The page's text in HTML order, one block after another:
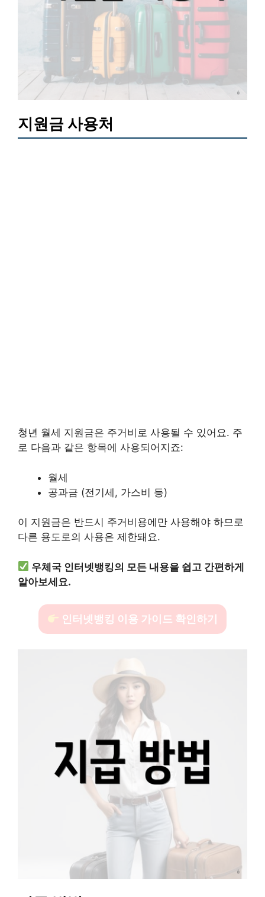
지원금 사용처
청년 월세 지원금은 주거비로 사용될 수 있어요. 주
로 다음과 같은 항목에 사용되어지죠:
월세
공과금 (전기세, 가스비 등)
이 지원금은 반드시 주거비용에만 사용해야 하므로
다른 용도로의 사용은 제한돼요.
우체국 인터넷뱅킹의 모든 내용을 쉽고 간편하게
알아보세요.
인터넷뱅킹 이용 가이드 확인하기